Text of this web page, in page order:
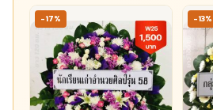
-17% -13%